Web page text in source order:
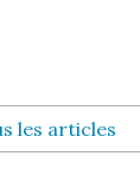
les articles